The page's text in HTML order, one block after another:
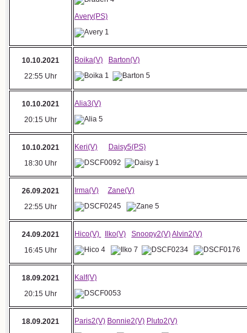
Avery(PS)
10.10.2021
22:55 Uhr
Boika(V)
Barton(V)
10.10.2021
20:15 Uhr
Alia3(V)
10.10.2021
18:30 Uhr
Keri(V)
Daisy5(PS)
26.09.2021
22:55 Uhr
Irma(V)
Zane(V)
24.09.2021
16:45 Uhr
Hico(V) Ilko(V) Snoopy2(V)Alvin2(V)
18.09.2021
20:15 Uhr
Kalf(V)
18.09.2021 Paris2(V) Bonnie2(V) Pluto2(V)